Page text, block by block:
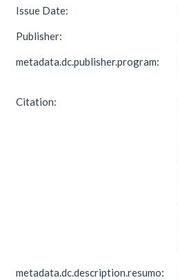
Issue Date:
Publisher:
metadata.dc.publisher.program:
Citation:
metadata.dc.description.resumo: